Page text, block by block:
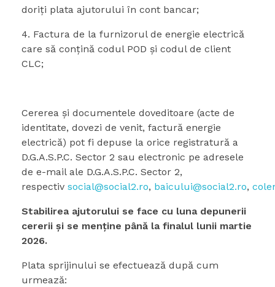
doriți plata ajutorului în cont bancar;
Factura de la furnizorul de energie electrică
care să conțină codul POD și codul de client
CLC;
Cererea şi documentele doveditoare (acte de
identitate, dovezi de venit, factură energie
electrică) pot fi depuse la orice registratură a
D.G.A.S.P.C. Sector 2 sau electronic pe adresele
de e-mail ale D.G.A.S.P.C. Sector 2,
respectiv social@social2.ro, baicului@social2.ro,
Stabilirea ajutorului se face cu luna depunerii
cererii şi se menţine până la finalul lunii martie
2026.
Plata sprijinului se efectuează după cum
urmează: